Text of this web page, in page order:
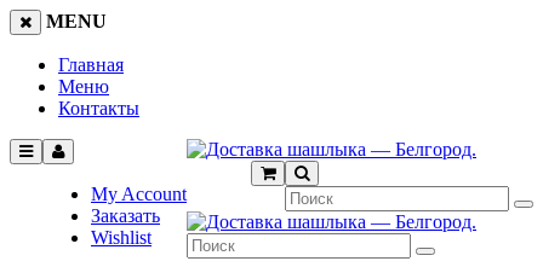
MENU
Главная
Меню
Контакты
My Account
Заказать
Wishlist